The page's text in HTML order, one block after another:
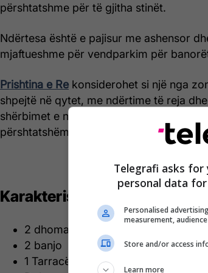
përshtatshme për të gjitha stinët.
Ndërtesa është e pajisur me ashensor
mjaftueshme për vendparkim për
Prishtina e Re konsiderohet si një nga
shpejtë në qytet, me ndërtime të reja
shërbimet e nevojshme, çka e bën këtë
përshtatshëm si për banim ashtu edhe
Karakteristika dhe informata
2 dhoma gjumi
2 banjo
1 Tarracë
Telegrafi asks for
personal data
Personalised
measurement,
Store and/or access
Learn more